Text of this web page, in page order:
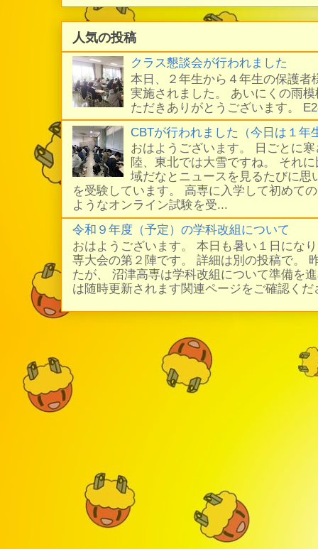
人気の投稿
クラス懇談会が行われました
本日、２年生から４年生の保護者
実施されました。 あいにくの雨
ただきありがとうございます。
CBTが行われました（今日は１年
おはようございます。 日ごとに
陸、東北では大雪ですね。 それ
域だなとニュースを見るたびに思
を受験しています。 高専に入学して初めて
ようなオンライン試験を受...
令和９年度（予定）の学科改組について
おはようございます。 本日も暑い１日にな
専大会の第２陣です。 詳細は別の投稿で。
たが、 沼津高専は学科改組について準備を
は随時更新されます関連ページをご確認く